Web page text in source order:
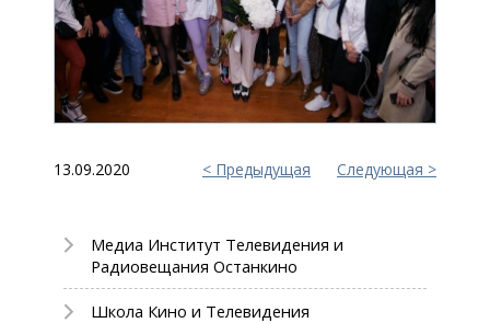
13.09.2020 Предыдущая Следующая
Медиа Институт Телевидения и
Радиовещания Останкино
Школа Кино и Телевидения